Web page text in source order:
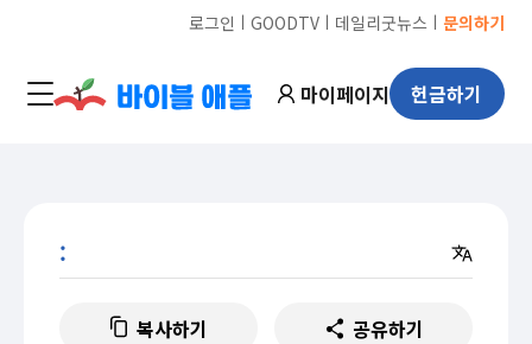
로그인 ㅣ GOODTVㅣ 데일리굿뉴스 ㅣ 문의하기
마이페이지 헌금하기
:
복사하기 공유하기